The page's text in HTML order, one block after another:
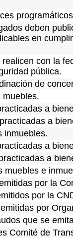
deben
en
con la
pública.
de
muebles.
a
a
inmuebles.
a
a
muebles e
por la
por la
por
que se
Comité de